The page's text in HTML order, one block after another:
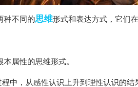
种不同的思维形式和表达方式，它们
本属性的思维形式。
中，从感性认识上升到理性认识的结